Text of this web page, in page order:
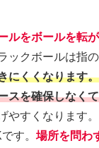
ルをボールを転
ックボールは指
にくくなります。
スを確保しなく
やすくなります
す。 場所を問わ